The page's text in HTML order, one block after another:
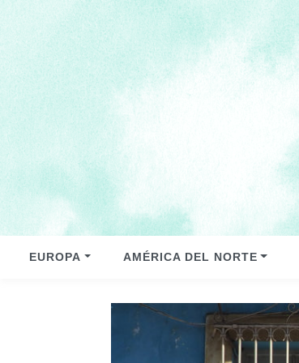
EUROPA AMÉRICA DEL NORTE